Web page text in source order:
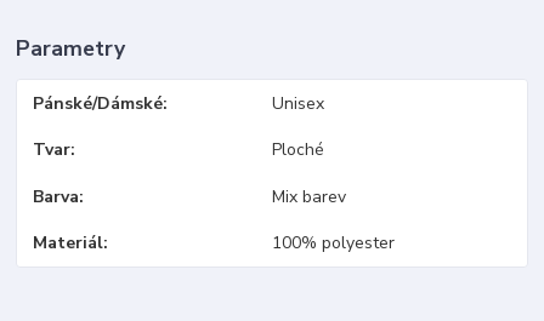
Parametry
Pánské/Dámské Unisex
Tvar Ploché
Barva Mix barev
Materiál 100% polyester